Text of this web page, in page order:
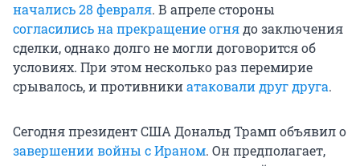
начались 28 февраля. В апреле стороны
согласились на прекращение огнядо заключения
сделки, однако долго не могли договорится об
условиях. При этом несколько раз перемирие
срывалось, и противникиатаковали друг друга.
Сегодня президент США Дональд Трамп объявил о
завершении войны с Ираном. Он предполагает,